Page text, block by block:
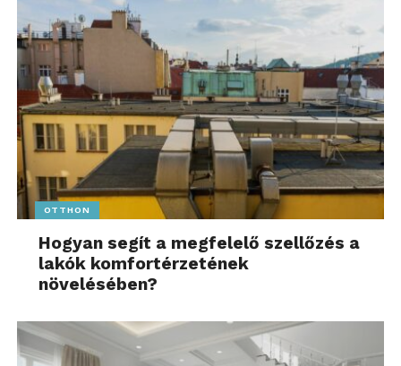
OTTHON
Hogyan segít a megfelelő szellőzés a
lakók komfortérzetének
növelésében?